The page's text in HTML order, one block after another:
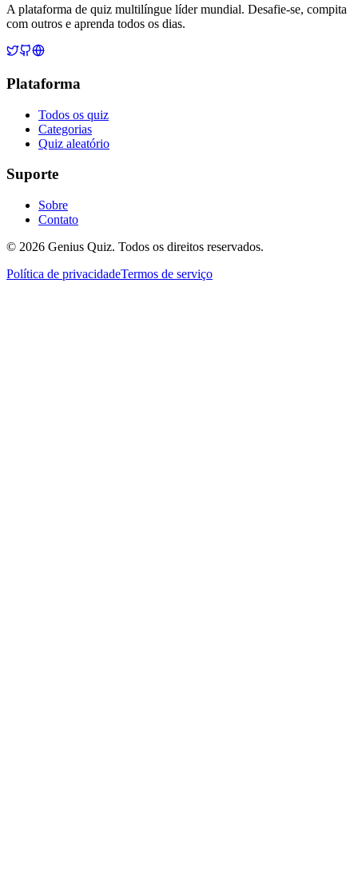
A plataforma de quiz multilíngue líder mundial. Desafie-se, compita
com outros e aprenda todos os dias.
Plataforma
Todos os quiz
Categorias
Quiz aleatório
Suporte
Sobre
Contato
© 2026 Genius Quiz. Todos os direitos reservados.
Política de privacidadeTermos de serviço